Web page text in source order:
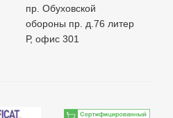
пр. Обуховской
обороны пр. д.76 литер
Р, офис 301